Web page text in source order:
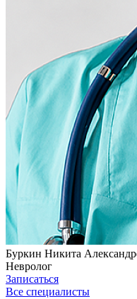
Буркин Никита
Невролог
Записаться
Все специалисты